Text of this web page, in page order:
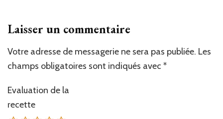
Laisser un commentaire
Votre adresse de messagerie ne sera pas publiée. Les
champs obligatoires sont indiqués avec *
Evaluation de la
recette